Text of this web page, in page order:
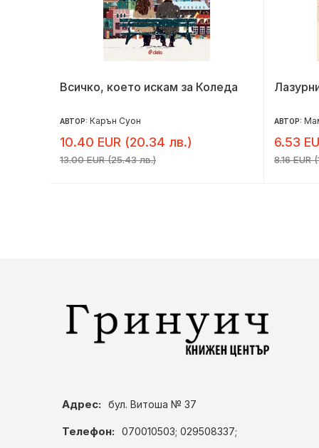
Всичко, което искам за Коледа
АВТОР: Карън Суон
10.40 EUR (20.34 лв.)
13.00 EUR (25.43 лв.)
АВТОР:
6.53
8.16 EUR
Адрес: бул. Витоша № 37
Телефон: 070010503; 029508337;